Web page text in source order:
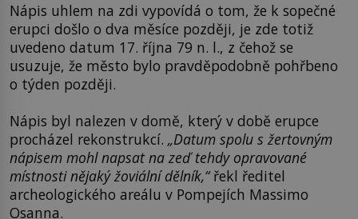
Nápis uhlem na zdi vypovídá o tom, že k sopečné
erupci došlo o dva měsíce později, je zde totiž
uvedeno datum 17. října 79 n. l., z čehož se
usuzuje, že město bylo pravděpodobně pohřbeno
o týden později.
Nápis byl nalezen v domě, který v době erupce
procházel rekonstrukcí. „Datum spolu s žertovným
nápisem mohl napsat na zeď tehdy opravované
místnosti nějaký žoviální dělník,“řekl ředitel
archeologického areálu v Pompejích Massimo
Osanna.